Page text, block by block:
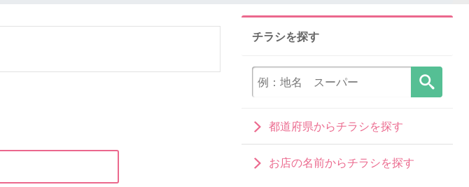
チラシを探す
都道府県からチラシを探す
お店の名前からチラシを探す